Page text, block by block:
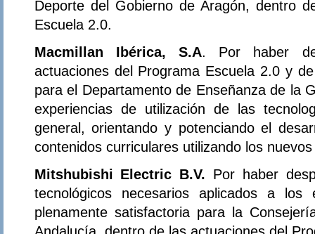
Deporte del Gobierno de Aragón, dentro
Escuela 2.0.
Macmillan Ibérica, S.A. Por haber
actuaciones del Programa Escuela 2.0 y
para el Departamento de Enseñanza de la
experiencias de utilización de las
general, orientando y potenciando el
contenidos curriculares utilizando los
Mitshubishi Electric B.V. Por haber
tecnológicos necesarios aplicados a los
plenamente satisfactoria para la